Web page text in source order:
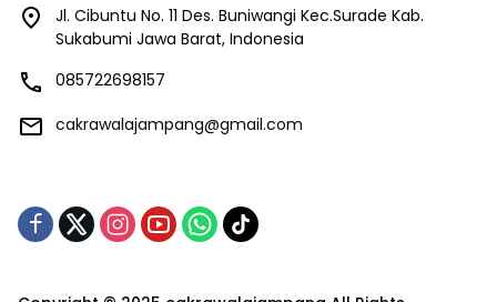
Jl. Cibuntu No. 11 Des. Buniwangi Kec.Surade Kab.
Sukabumi Jawa Barat, Indonesia
085722698157
cakrawalajampang@gmail.com